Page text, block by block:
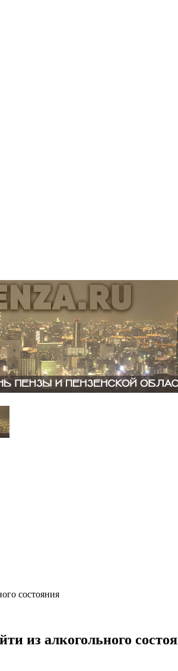
состояния
из алкогольного